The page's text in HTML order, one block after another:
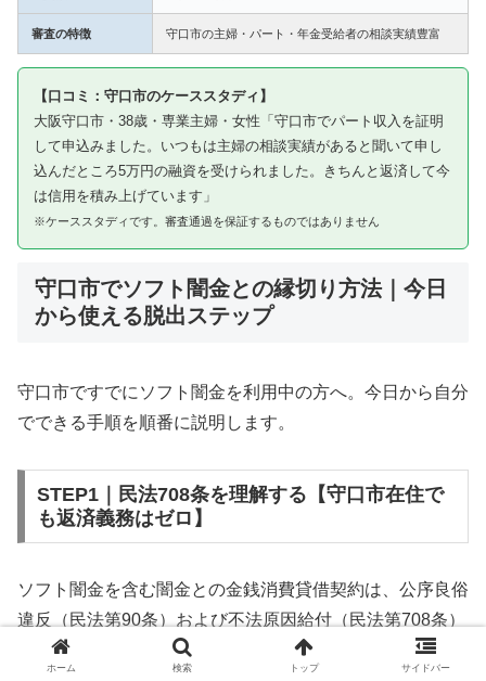
審査の特徴 守口市の主婦・パート・年金受給者の相談実績豊富
【口コミ：守口市のケーススタディ】
大阪守口市・38歳・専業主婦・女性「守口市でパート収入を証明
して申込みました。いつもは主婦の相談実績があると聞いて申し
込んだところ5万円の融資を受けられました。きちんと返済して今
は信用を積み上げています」
※ケーススタディです。審査通過を保証するものではありません
守口市でソフト闇金との縁切り方法｜今日
から使える脱出ステップ
守口市ですでにソフト闇金を利用中の方へ。今日から自分
でできる手順を順番に説明します。
STEP1｜民法708条を理解する【守口市在住で
も返済義務はゼロ】
ソフト闇金を含む闇金との金銭消費貸借契約は、公序良俗
違反（民法第90条）および不法原因給付（民法第708条）
に該当するため、法的には無効です。守口市在住であって
ホーム 検索 トップ サイドバー